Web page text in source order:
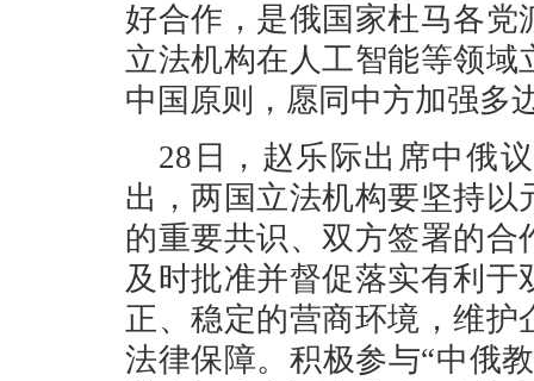
好合作，是俄国家杜马各
立法机构在人工智能等领
中国原则，愿同中方加强多
28日，赵乐际出席中俄
出，两国立法机构要坚持
的重要共识、双方签署的
及时批准并督促落实有利
正、稳定的营商环境，维
法律保障。积极参与“中俄